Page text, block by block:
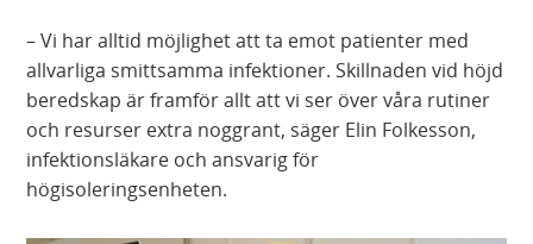
– Vi har alltid möjlighet att ta emot patienter med
allvarliga smittsamma infektioner. Skillnaden vid höjd
beredskap är framför allt att vi ser över våra rutiner
och resurser extra noggrant, säger Elin Folkesson,
infektionsläkare och ansvarig för
högisoleringsenheten.